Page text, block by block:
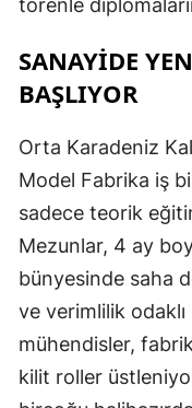
SANAYİDE
BAŞLIYOR
Orta Karadeniz
Model Fabrika iş
sadece teorik
Mezunlar, 4 ay
bünyesinde saha
ve verimlilik
mühendisler,
kilit roller